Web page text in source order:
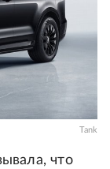
Tank
что